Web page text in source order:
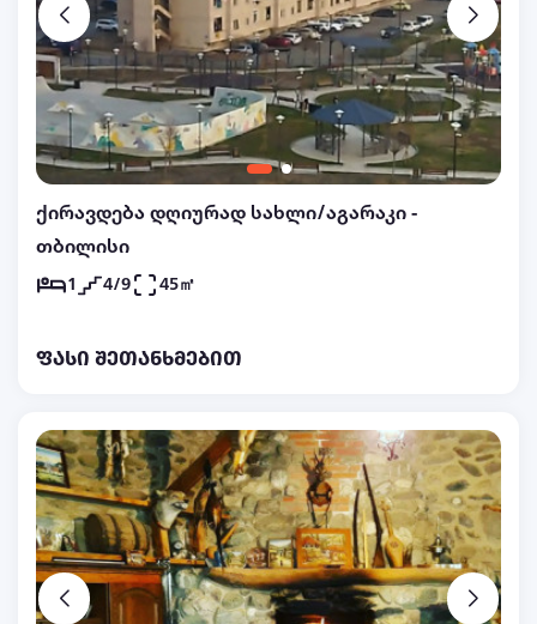
ქირავდება დღიურად სახლი/აგარაკი -
თბილისი
1 4/9 45㎡
ფასი შეთანხმებით